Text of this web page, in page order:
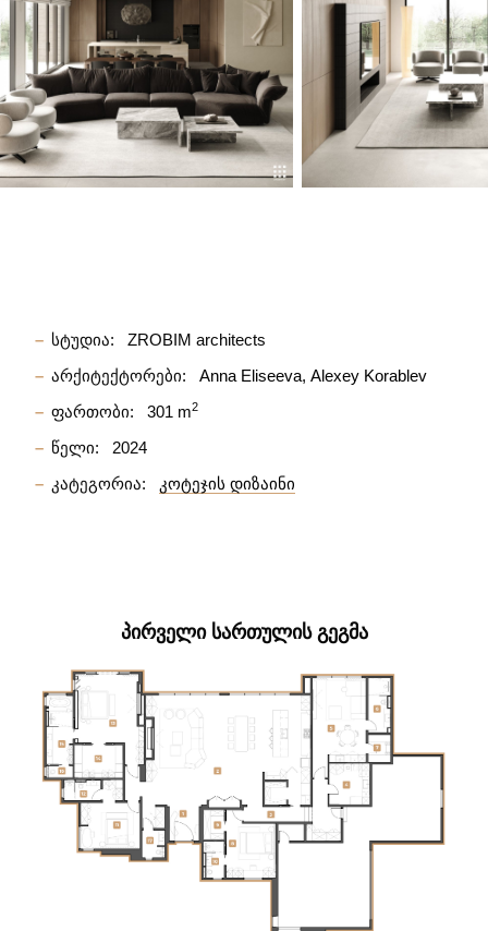
სტუდია:
ZROBIM architects
არქიტექტორები:
Anna Eliseeva Alexey Korablev
ფართობი:
301 m2
წელი:
2024
კატეგორია:
კოტეჯის დიზაინი
ᲞᲘᲠᲕᲔᲚᲘ ᲡᲐᲠᲗᲣᲚᲘᲡ ᲒᲔᲒᲛᲐ